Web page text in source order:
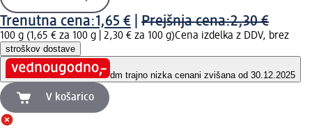
Trenutna cena:1,65 € Prejšnja cena:2,30 €
100 g (1,65 € za 100 g | 2,30 € za 100 g)Cena izdelka z DDV, brez
stroškov dostave
dm trajno nizka cenani zvišana od 30.12.2025
V košarico